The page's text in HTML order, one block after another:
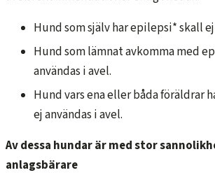
Hund som själv har epilepsi* skall
Hund som lämnat avkomma med
användas i avel.
Hund vars ena eller båda föräldrar
ej användas i avel.
Av dessa hundar är med stor
anlagsbärare